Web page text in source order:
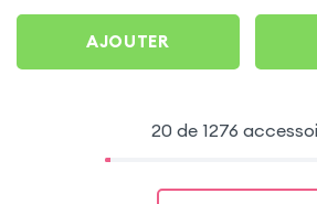
AJOUTER
20 de 1276